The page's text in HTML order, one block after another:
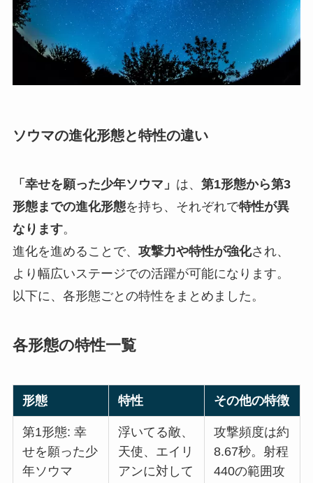
ソウマの進化形態と特性の違い
「幸せを願った少年ソウマ」 は、 第1形態から第3
形態までの進化形態を持ち、それぞれで特性が異
なります。
進化を進めることで、 攻撃力や特性が強化され、
より幅広いステージでの活躍が可能になります。
以下に、各形態ごとの特性をまとめました。
各形態の特性一覧
形態 特性 その他の特徴
第1形態: 幸
せを願った少
年ソウマ
浮いてる敵、
天使、エイリ
アンに対して
攻撃頻度は約
8.67秒。射程
440の範囲攻